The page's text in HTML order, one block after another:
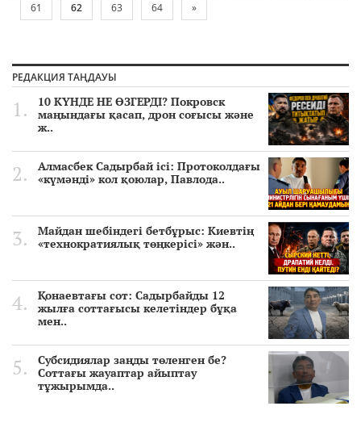
61
62 63 64 »
РЕДАКЦИЯ ТАҢДАУЫ
10 КҮНДЕ НЕ ӨЗГЕРДІ? Покровск
маңындағы қасап, дрон соғысы және
ж..
Алмасбек Садырбай ісі: Протоколдағы
«күмәнді» кол қоюлар, Павлода..
Майдан шебіндегі бетбұрыс: Киевтің
«технократиялық төңкерісі» жән..
Қонаевтағы сот: Садырбайды 12
жылға соттағысы келетіндер бұқа
мен..
Субсидиялар заңды төленген бе?
Соттағы жауаптар айыптау
тұжырымда..